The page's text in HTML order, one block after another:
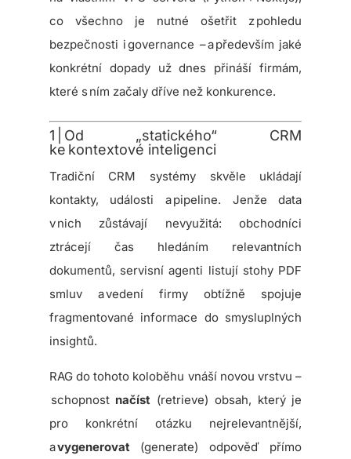
co všechno je nutné ošetřit z pohledu
bezpečnosti i governance – a především jaké
konkrétní dopady už dnes přináší firmám,
které s ním začaly dříve než konkurence.
1 | Od „statického“ CRM
ke kontextové inteligenci
Tradiční CRM systémy skvěle ukládají
kontakty, události a pipeline. Jenže data
v nich zůstávají nevyužitá: obchodníci
ztrácejí čas hledáním relevantních
dokumentů, servisní agenti listují stohy PDF
smluv a vedení firmy obtížně spojuje
fragmentované informace do smysluplných
insightů.
RAG do tohoto koloběhu vnáší novou vrstvu –
schopnost načíst (retrieve) obsah, který je
pro konkrétní otázku nejrelevantnější,
avygenerovat(generate) odpověď přímo